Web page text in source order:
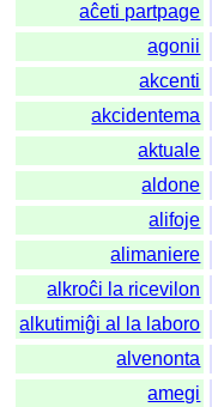
aĉeti partpage
agonii
akcenti
akcidentema
aktuale
aldone
alifoje
alimaniere
alkroĉi la ricevilon
alkutimiĝi al la laboro
alvenonta
amegi